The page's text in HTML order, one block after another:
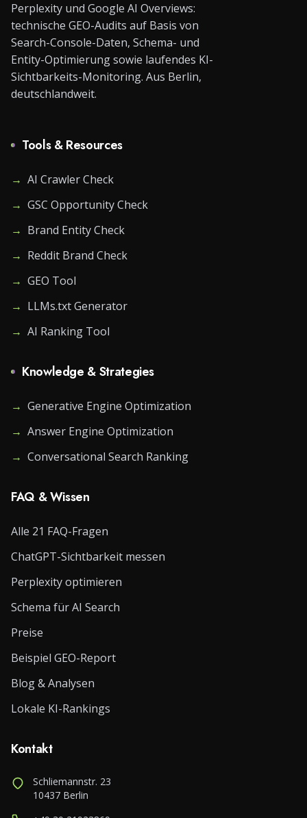
Perplexity und Google AI Overviews:
technische GEO-Audits auf Basis von
Search-Console-Daten, Schema- und
Entity-Optimierung sowie laufendes KI-
Sichtbarkeits-Monitoring. Aus Berlin,
deutschlandweit.
Tools & Resources
→ AI Crawler Check
→ GSC Opportunity Check
→ Brand Entity Check
→ Reddit Brand Check
→ GEO Tool
→ LLMs.txt Generator
→ AI Ranking Tool
Knowledge & Strategies
→ Generative Engine Optimization
→ Answer Engine Optimization
→ Conversational Search Ranking
FAQ & Wissen
Alle 21 FAQ-Fragen
ChatGPT-Sichtbarkeit messen
Perplexity optimieren
Schema für AI Search
Preise
Beispiel GEO-Report
Blog & Analysen
Lokale KI-Rankings
Kontakt
Schliemannstr. 23
10437 Berlin